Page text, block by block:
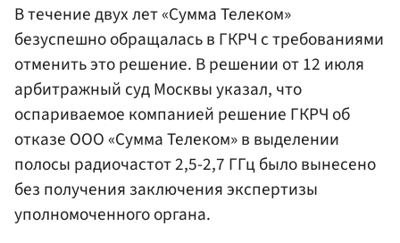
В течение двух лет «Сумма Телеком»
безуспешно обращалась в ГКРЧ с требованиями
отменить это решение. В решении от 12 июля
арбитражный суд Москвы указал, что
оспариваемое компанией решение ГКРЧ об
отказе ООО «Сумма Телеком» в выделении
полосы радиочастот 2,5-2,7 ГГц было вынесено
без получения заключения экспертизы
уполномоченного органа.